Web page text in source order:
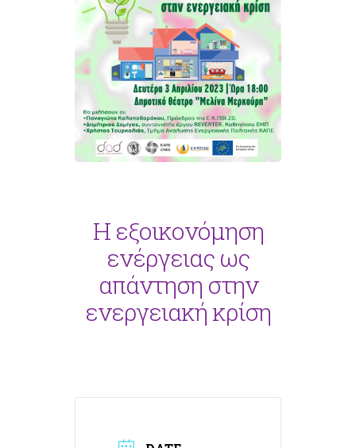
Η εξοικονόμηση
ενέργειας ως
απάντηση στην
ενεργειακή κρίση